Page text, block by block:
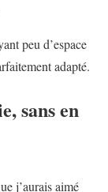
peu d’espace
adapté.
sans en
j’aurais aimé